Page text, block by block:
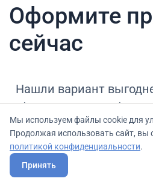
Оформите
сейчас
Нашли вариант
об этом, и мы
Мы используем файлы cookie для
Продолжая использовать сайт, вы
политикой конфиденциальности.
Принять